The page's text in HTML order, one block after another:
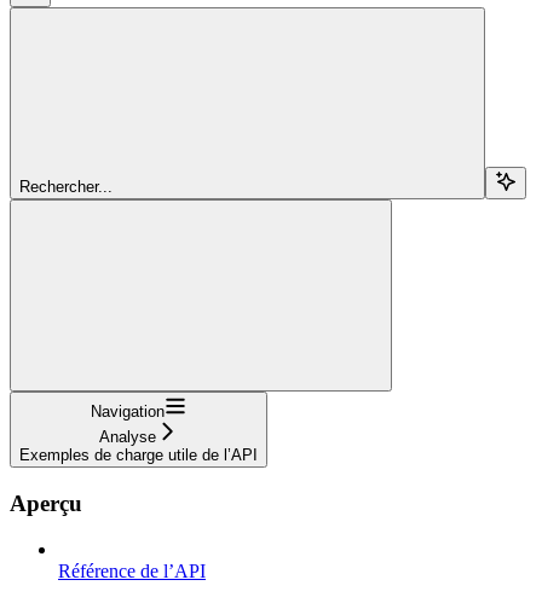
Rechercher...
Navigation
Analyse
Exemples de charge utile de l’API
Aperçu
Référence de l’API